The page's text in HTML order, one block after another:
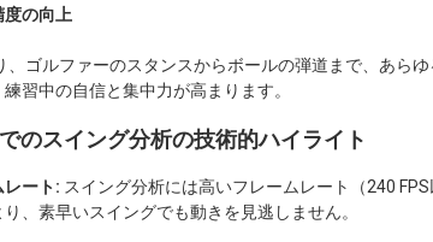
の向上
、ゴルファーのスタンスからボールの弾道まで、あら
習中の自信と集中力が高まります。
のスイング分析の技術的ハイライト
レート: スイング分析には高いフレームレート（240
、素早いスイングでも動きを見逃しません。